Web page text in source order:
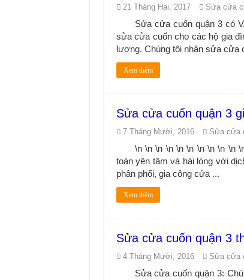
21 Tháng Hai, 2017 Sửa cửa
Sửa cửa cuốn quận 3 có
sửa cửa cuốn cho các hộ gia
lượng. Chúng tôi nhận sửa cửa
Xem thêm
Sửa cửa cuốn quận 3
7 Tháng Mười, 2016 Sửa cửa
\n \n \n \n \n \n \n \n \n \n
toàn yên tâm và hài lòng với
phân phối, gia công cửa ...
Xem thêm
Sửa cửa cuốn quận 3
4 Tháng Mười, 2016 Sửa cửa
Sửa cửa cuốn quận 3: